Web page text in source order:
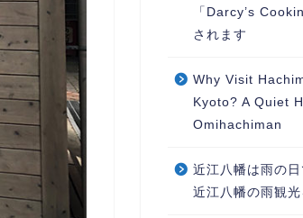
「Darcy’s
されます
Why Visit
Kyoto? A Quiet
Omihachiman
近江八幡は雨の
近江八幡の雨観